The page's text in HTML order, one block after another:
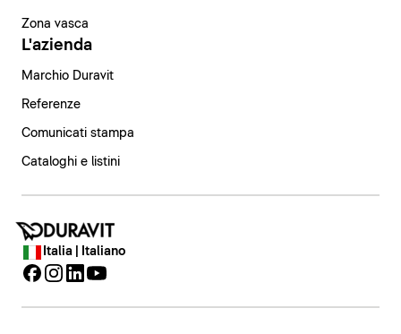
Zona vasca
L'azienda
Marchio Duravit
Referenze
Comunicati stampa
Cataloghi e listini
Italia | Italiano